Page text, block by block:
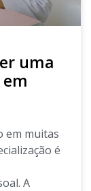
uma
em muitas
é
A